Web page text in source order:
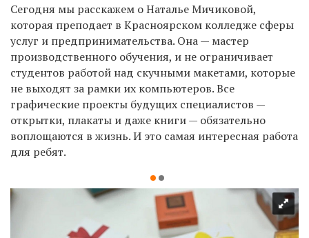
Сегодня мы расскажем о Наталье Мичиковой,
которая преподает в Красноярском колледже сферы
услуг и предпринимательства. Она — мастер
производственного обучения, и не ограничивает
студентов работой над скучными макетами, которые
не выходят за рамки их компьютеров. Все
графические проекты будущих специалистов —
открытки, плакаты и даже книги — обязательно
воплощаются в жизнь. И это самая интересная работа
для ребят.